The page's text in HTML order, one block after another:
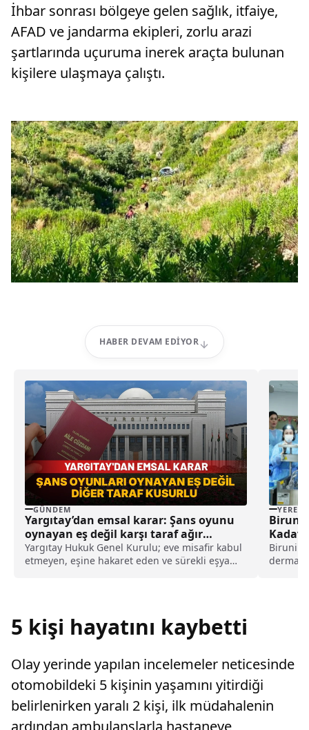
İhbar sonrası bölgeye gelen sağlık, itfaiye,
AFAD ve jandarma ekipleri, zorlu arazi
şartlarında uçuruma inerek araçta bulunan
kişilere ulaşmaya çalıştı.
HABER DEVAM EDIYOR
GÜNDEM
Yargıtay’dan emsal karar: Şans oyunu
oynayan eş değil karşı taraf ağır
kusurlu sayıldı
Yargıtay Hukuk Genel Kurulu; eve misafir kabul
etmeyen, eşine hakaret eden ve sürekli eşya
YEREL
Biruni
Biruni
5 kişi hayatını kaybetti
Olay yerinde yapılan incelemeler neticesinde
otomobildeki 5 kişinin yaşamını yitirdiği
belirlenirken yaralı 2 kişi, ilk müdahalenin
ardından ambulanslarla hastaneye